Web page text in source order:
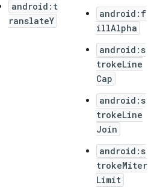
android:t
ranslateY
android:f
illAlpha
android:s
trokeLine
Cap
android:s
trokeLine
Join
android:s
trokeMiter
Limit